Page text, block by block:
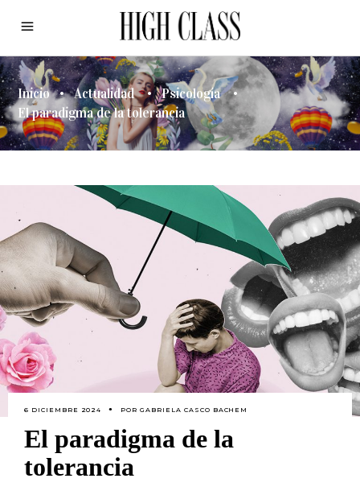
Inicio • Actualidad • Psicología •
El paradigma de la tolerancia
6 DICIEMBRE 2024 PORGABRIELA CASCO BACHEM
El paradigma de la
tolerancia